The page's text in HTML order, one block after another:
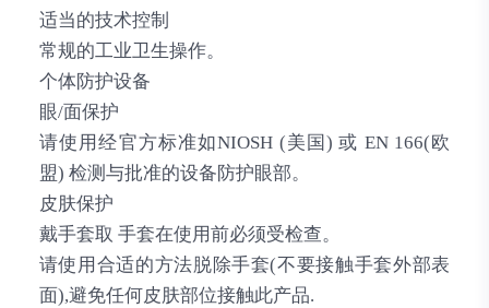
适当的技术控制
常规的工业卫生操作。
个体防护设备
眼/面保护
请使用经官方标准如NIOSH (美国) 或 EN 166(欧
盟) 检测与批准的设备防护眼部。
皮肤保护
戴手套取 手套在使用前必须受检查。
请使用合适的方法脱除手套(不要接触手套外部表
面),避免任何皮肤部位接触此产品.